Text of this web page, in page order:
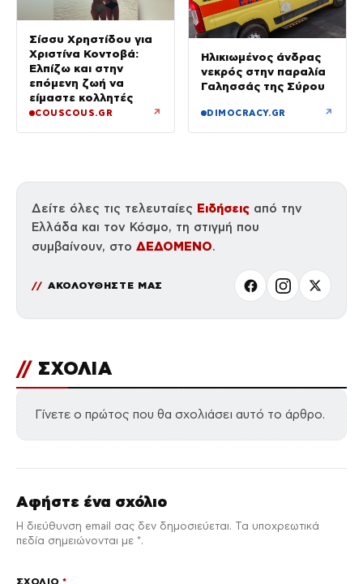
Σίσσυ Χρηστίδου για
Χριστίνα Κοντοβά:
Ελπίζω και στην
επόμενη ζωή να
είμαστε κολλητές
COUSCOUS.GR ↗
Ηλικιωμένος άνδρας
νεκρός στην παραλία
Γαλησσάς της Σύρου
DIMOCRACY.GR ↗
Δείτε όλες τις τελευταίες Ειδήσεις από την
Ελλάδα και τον Κόσμο, τη στιγμή που
συμβαίνουν, στο ΔΕΔΟΜΕΝΟ.
ΑΚΟΛΟΥΘΗΣΤΕ ΜΑΣ
// ΣΧΟΛΙΑ
Γίνετε ο πρώτος που θα σχολιάσει αυτό το άρθρο.
Αφήστε ένα σχόλιο
Η διεύθυνση email σας δεν δημοσιεύεται. Τα υποχρεωτικά
πεδία σημειώνονται με *.
ΣΧΌΛΙΟ*